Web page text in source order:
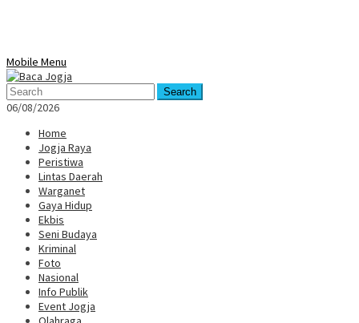
Mobile Menu
Search
06/08/2026
Home
Jogja Raya
Peristiwa
Lintas Daerah
Warganet
Gaya Hidup
Ekbis
Seni Budaya
Kriminal
Foto
Nasional
Info Publik
Event Jogja